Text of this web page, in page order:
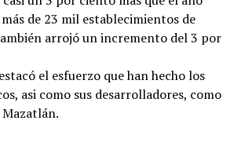
de 23 mil establecimientos de
arrojó un incremento del 3 por
el esfuerzo que han hecho los
asi como sus desarrolladores, como